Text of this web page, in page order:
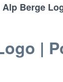
Berge
|